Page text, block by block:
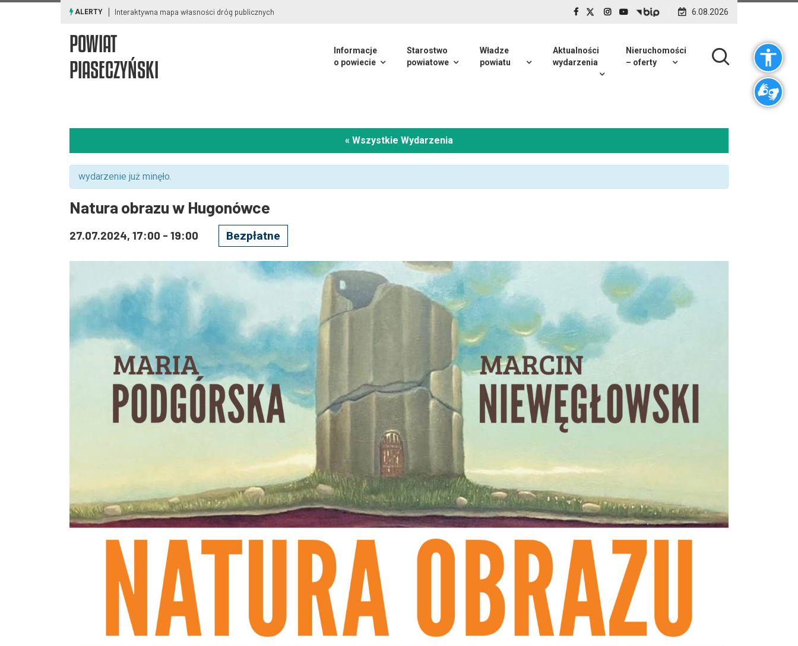
ALERTY Ostrzeżenia meteorologiczne i smogowe 6.08.2026
POWIAT
PIASECZYŃSKI
Informacje
o powiecie
Starostwo
powiatowe
Władze
powiatu
Aktualności
wydarzenia
Nieruchomości
– oferty
« Wszystkie Wydarzenia
wydarzenie już minęło.
Natura obrazu w Hugonówce
27.07.2024, 17:00 - 19:00 Bezpłatne